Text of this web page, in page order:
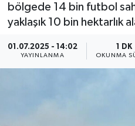
bölgede 14 bin futbol
yaklaşık 10 bin hektarlık
01.07.2025 - 14:02
YAYINLANMA
1 DK
OKUNMA